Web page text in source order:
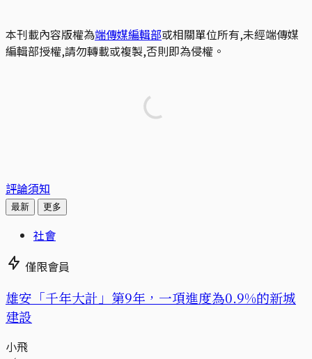
本刊載內容版權為端傳媒編輯部或相關單位所有,未經端傳媒
編輯部授權,請勿轉載或複製,否則即為侵權。
評論須知
最新 更多
社會
僅限會員
​​雄安「千年大計」第9年，一項進度為0.9%的新城
建設
小飛